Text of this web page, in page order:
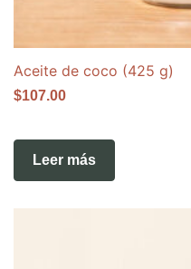
Aceite de coco (425 g)
$107.00
Leer más